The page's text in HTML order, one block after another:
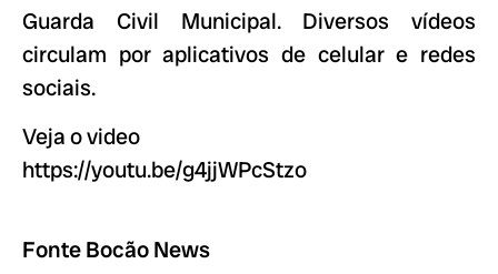
Guarda Civil Municipal. Diversos vídeos
circulam por aplicativos de celular e redes
sociais.
Veja o video
https://youtu.be/g4jjWPcStzo
Fonte Bocão News